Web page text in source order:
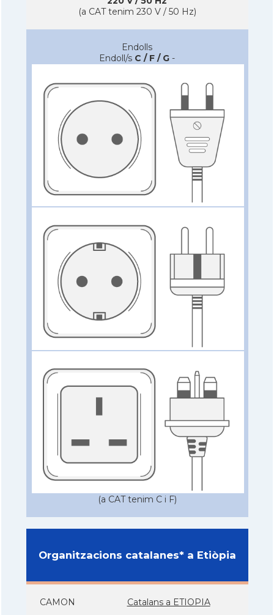
(a CAT tenim 230 V / 50 Hz)
Endolls
Endoll/s C / F / G -
(a CAT tenim C i F)
Organitzacions catalanes* a Etiòpia
CAMON Catalans a ETIOPIA